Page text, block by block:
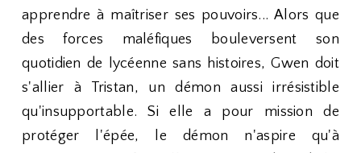
apprendre à maîtriser ses pouvoirs... Alors que
des forces maléfiques bouleversent son
quotidien de lycéenne sans histoires, Gwen doit
s'allier à Tristan, un démon aussi irrésistible
qu'insupportable. Si elle a pour mission de
protéger l'épée, le démon n'aspire qu'à